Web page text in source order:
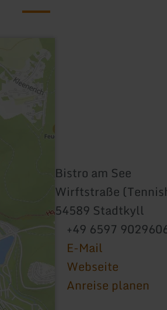
Bistro am See
Wirftstraße
54589 Stadtkyll
+49 6597
E-Mail
Webseite
Anreise planen